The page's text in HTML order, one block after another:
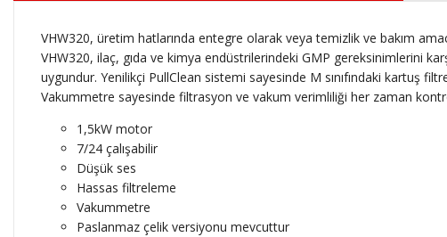
VHW320, üretim hatlarında entegre olarak veya temizlik ve bakım
VHW320, ilaç, gıda ve kimya endüstrilerindeki GMP gereksinimlerini
uygundur. Yenilikçi PullClean sistemi sayesinde M sınıfındaki kartuş
Vakummetre sayesinde filtrasyon ve vakum verimliliği her zaman
1,5kW motor
7/24 çalışabilir
Düşük ses
Hassas filtreleme
Vakummetre
Paslanmaz çelik versiyonu mevcuttur